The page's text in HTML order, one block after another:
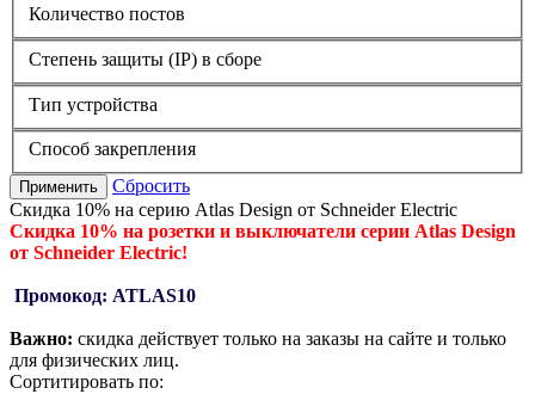
Количество постов
Степень защиты (IP) в сборе
Тип устройства
Способ закрепления
Применить
Сбросить
Скидка 10% на серию Atlas Design от Schneider Electric
Скидка 10% на розетки и выключатели серии Atlas Design
от Schneider Electric!
Промокод: ATLAS10
Важно: скидка действует только на заказы на сайте и только
для физических лиц.
Сортитировать по: